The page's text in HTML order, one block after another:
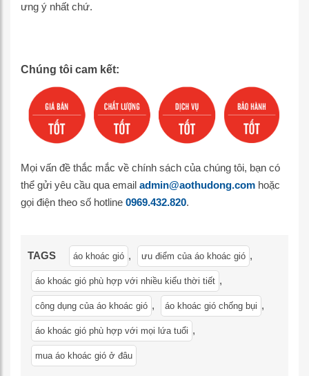
ưng ý nhất chứ.
Chúng tôi cam kết:
Mọi vấn đề thắc mắc về chính sách của chúng tôi, bạn có
thể gửi yêu cầu qua email admin@aothudong.com hoặc
gọi điện theo số hotline 0969.432.820.
TAGS áo khoác gió , ưu điểm của áo khoác gió ,
áo khoác gió phù hợp với nhiều kiểu thời tiết ,
công dụng của áo khoác gió , áo khoác gió chống bụi ,
áo khoác gió phù hợp với mọi lứa tuổi ,
mua áo khoác gió ở đâu